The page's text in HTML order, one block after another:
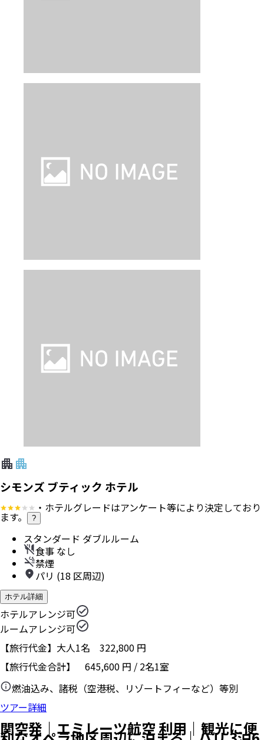
シモンズ ブティック ホテル
・ホテルグレードはアンケート等により決定しており
ます。 ?
スタンダード ダブルルーム
食事 なし
禁煙
パリ (18 区周辺)
ホテル詳細
ホテルアレンジ可
ルームアレンジ可
【旅行代金】大人1名 322,800 円
【旅行代金合計】 645,600 円 / 2名1室
燃油込み、諸税（空港税、リゾートフィーなど）等別
ツアー詳細
関空発｜エミレーツ航空 利用｜観光に便